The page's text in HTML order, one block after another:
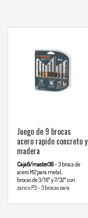
Juego de 9 brocas
acero rapido concreto y
madera
Caja6/master36– 3 broca de
acero M2´para metal,
brocas de 3/16″ y 7/32″ con
zanco P3– 3 brocas para